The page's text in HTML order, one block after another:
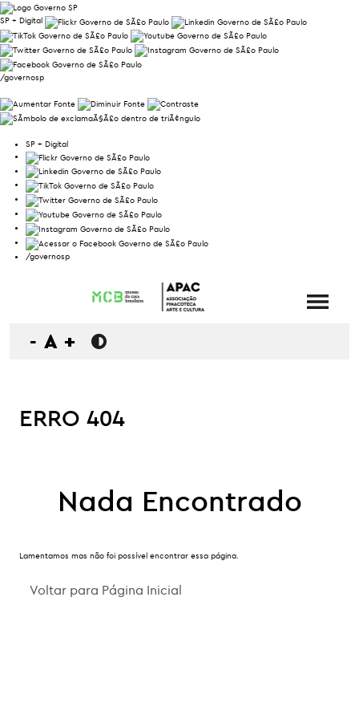
SP + Digital
/governosp
SP + Digital
/governosp
- A +
ERRO 404
Nada Encontrado
Lamentamos mas não foi possível encontrar essa página.
Voltar para Página Inicial